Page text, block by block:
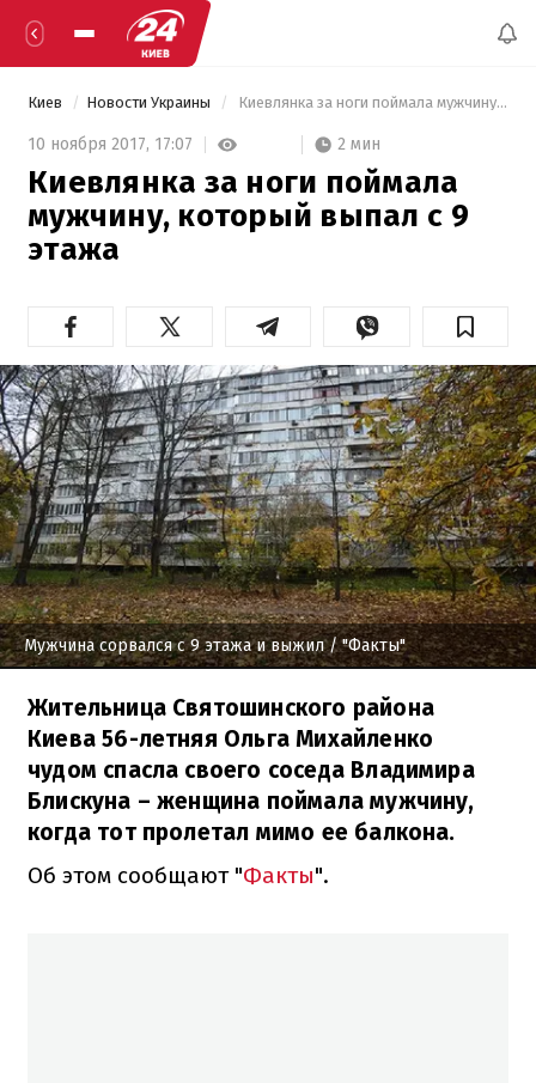
Киев Новости Украины Киевлянка за ноги поймала мужчину, который выпал с 9 этажа
10 ноября 2017, 17:07 2 мин
Киевлянка за ноги поймала
мужчину, который выпал с 9
этажа
Мужчина сорвался с 9 этажа и выжил/ "Факты"
Жительница Святошинского района
Киева 56-летняя Ольга Михайленко
чудом спасла своего соседа Владимира
Блискуна – женщина поймала мужчину,
когда тот пролетал мимо ее балкона.
Об этом сообщают "Факты".